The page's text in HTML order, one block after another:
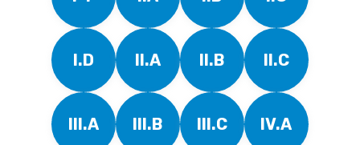
I.D II.A II.B II.C
III.A III.B III.C IV.A